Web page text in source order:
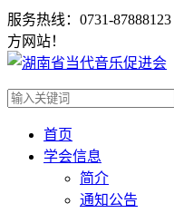
服务热线：0731-87888123
方网站！
首页
学会信息
简介
通知公告